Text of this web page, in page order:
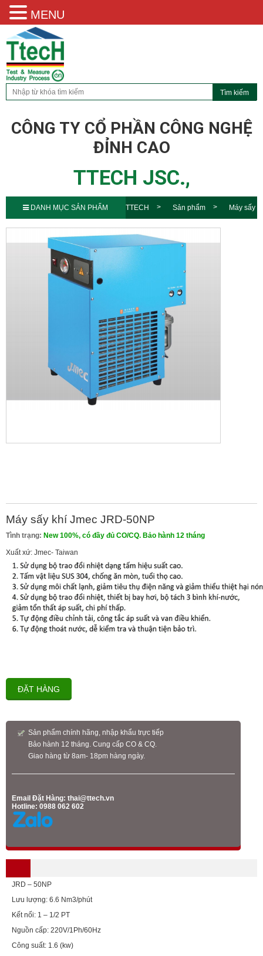
CÔNG TY CỔ PHẦN CÔNG NGHỆ
ĐỈNH CAO
TTECH JSC.,
DANH MỤC SẢN PHẨM TTECH Sản phẩm Máy sấy
khí Jmec JRD-50NP
Máy sấy khí Jmec JRD-50NP
Tình trạng: New 100%, có đầy đủ CO/CQ. Bảo hành 12 tháng
Xuất xứ: Jmec- Taiwan
ĐẶT HÀNG
Sản phẩm chính hãng, nhập khẩu trực tiếp
Bảo hành 12 tháng. Cung cấp CO & CQ.
Giao hàng từ 8am- 18pm hàng ngày.
Email Đặt Hàng: thai@ttech.vn
Hotline: 0988 062 602
JRD – 50NP
Lưu lượng: 6.6 Nm3/phút
Kết nối: 1 – 1/2 PT
Nguồn cấp: 220V/1Ph/60Hz
Công suất: 1.6 (kw)
MENU